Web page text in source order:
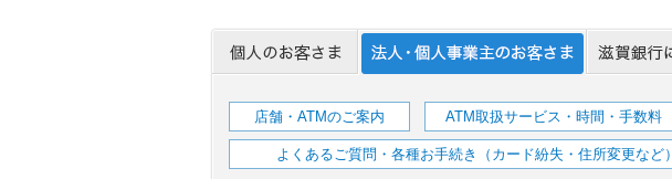
店舗・ATMのご案内 ATM取扱サービス・時間・手数料
よくあるご質問・各種お手続き（カード紛失・住所変更など）